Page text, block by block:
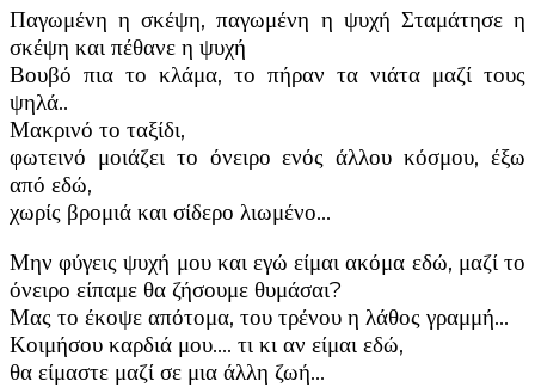
Παγωμένη η σκέψη, παγωμένη η ψυχή Σταμάτησε η
σκέψη και πέθανε η ψυχή
Βουβό πια το κλάμα, το πήραν τα νιάτα μαζί τους
ψηλά..
Μακρινό το ταξίδι,
φωτεινό μοιάζει το όνειρο ενός άλλου κόσμου, έξω
από εδώ,
χωρίς βρομιά και σίδερο λιωμένο…
Μην φύγεις ψυχή μου και εγώ είμαι ακόμα εδώ, μαζί το
όνειρο είπαμε θα ζήσουμε θυμάσαι?
Μας το έκοψε απότομα, του τρένου η λάθος γραμμή…
Κοιμήσου καρδιά μου…. τι κι αν είμαι εδώ,
θα είμαστε μαζί σε μια άλλη ζωή…